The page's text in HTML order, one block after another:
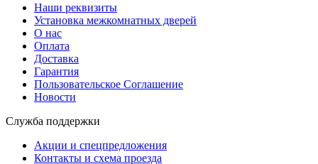
Наши реквизиты
Установка межкомнатных дверей
О нас
Оплата
Доставка
Гарантия
Пользовательское Соглашение
Новости
Служба поддержки
Акции и спецпредложения
Контакты и схема проезда